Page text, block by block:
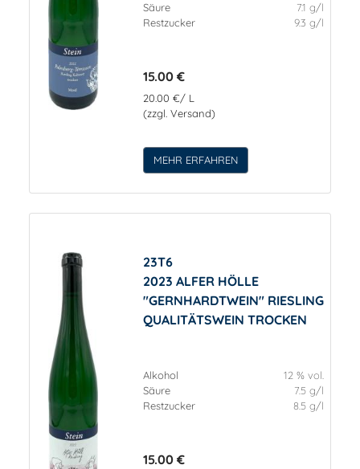
Säure
7.1 g/l
Restzucker
9.3 g/l
15.00 €
20.00 €/ L
(zzgl. Versand)
MEHR ERFAHREN
23T6
2023 ALFER HÖLLE
"GERNHARDTWEIN" RIESLING
QUALITÄTSWEIN TROCKEN
Alkohol
12 % vol.
Säure
7.5 g/l
Restzucker
8.5 g/l
15.00 €